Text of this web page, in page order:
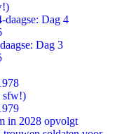
daagse: Dag 4
Dag 3
sfw!)
in 2028 opvolgt